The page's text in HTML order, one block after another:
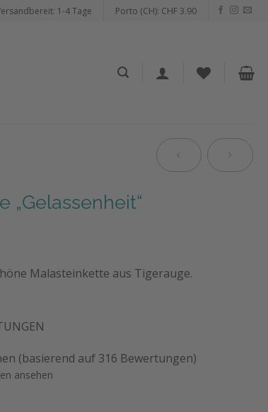
1-4 Tage Porto (CH): CHF 3.90
„Gelassenheit“
Malasteinkette aus Tigerauge.
(basierend auf 316 Bewertungen)
ansehen